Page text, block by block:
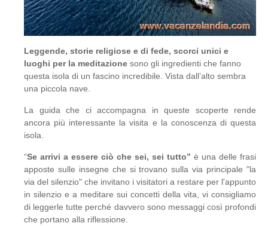
Leggende, storie religiose e di fede, scorci unici e
luoghi per la meditazione sono gli ingredienti che fanno
questa isola di un fascino incredibile. Vista dall’alto sembra
una piccola nave.
La guida che ci accompagna in queste scoperte rende
ancora più interessante la visita e la conoscenza di questa
isola.
“Se arrivi a essere ciò che sei, sei tutto” è una delle frasi
apposte sulle insegne che si trovano sulla via principale "la
via del silenzio" che invitano i visitatori a restare per l'appunto
in silenzio e a meditare sui concetti della vita, vi consigliamo
di leggerle tutte perché davvero sono messaggi così profondi
che portano alla riflessione.